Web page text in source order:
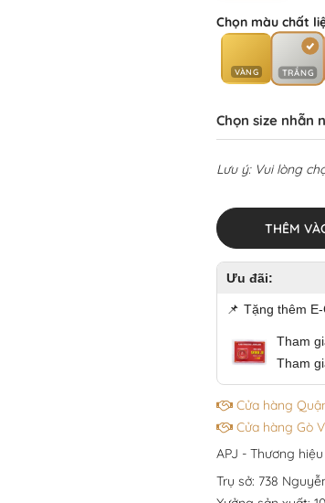
Chọn màu chất
VÀNG TRẮNG
Chọn size nhẫn
Lưu ý: Vui lòng
THÊM
Ưu đãi:
📌 Tặng thêm
Tham
Tham
Cửa hàng
Cửa hàng Gò
APJ - Thương
Trụ sở: 738